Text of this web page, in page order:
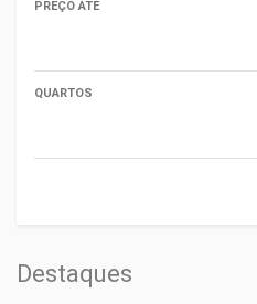
PREÇO ATÉ
QUARTOS
Destaques